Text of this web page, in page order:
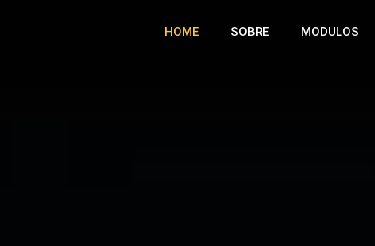
HOME SOBRE MODULOS